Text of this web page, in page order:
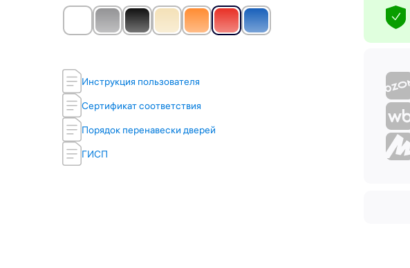
Инструкция пользователя
Сертификат соответствия
Порядок перенавески дверей
ГИСП